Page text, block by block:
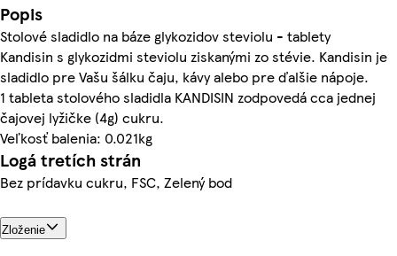
Popis
Stolové sladidlo na báze glykozidov steviolu - tablety
Kandisin s glykozidmi steviolu ziskanými zo stévie. Kandisin je
sladidlo pre Vašu šálku čaju, kávy alebo pre ďalšie nápoje.
1 tableta stolového sladidla KANDISIN zodpovedá cca jednej
čajovej lyžičke (4g) cukru.
Veľkosť balenia: 0.021kg
Logá tretích strán
Bez prídavku cukru, FSC, Zelený bod
Zloženie